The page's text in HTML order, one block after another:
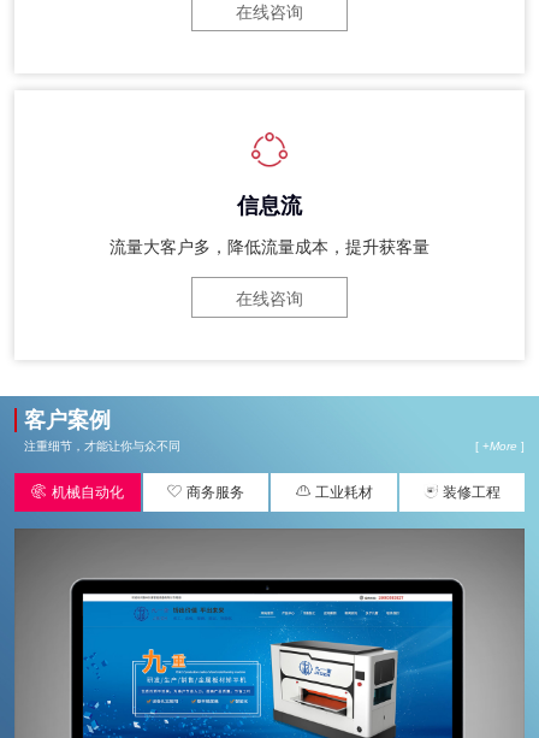
在线咨询
信息流
流量大客户多，降低流量成本，提升获客量
在线咨询
客户案例
注重细节，才能让你与众不同 [ +More ]
 机械自动化  商务服务  工业耗材  装修工程